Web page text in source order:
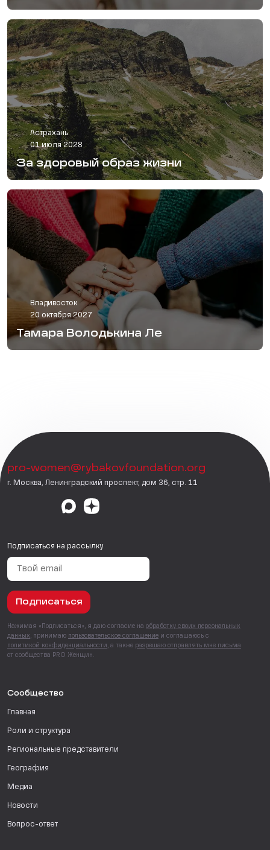
Астрахань
01 июля 2028
За здоровый образ жизни
Владивосток
20 октября 2027
Тамара Володькина Ле
pro-women@rybakovfoundation.org
г. Москва, Ленинградский проспект, дом 36, стр. 11
Подписаться на рассылку
Подписаться
Нажимая «Подписаться», я даю согласие на обработку своих персональных
данных , принимаю пользовательское соглашение и соглашаюсь с
политикой конфиденциальности , а также разрешаю отправлять мне письма
от сообщества PRO Женщин.
Сообщество
Главная
Роли и структура
Региональные представители
География
Медиа
Новости
Вопрос-ответ